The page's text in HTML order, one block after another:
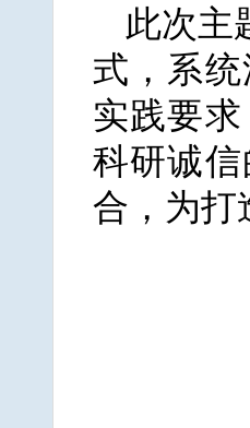
此次主
式，系
实践要
科研诚
合，为打